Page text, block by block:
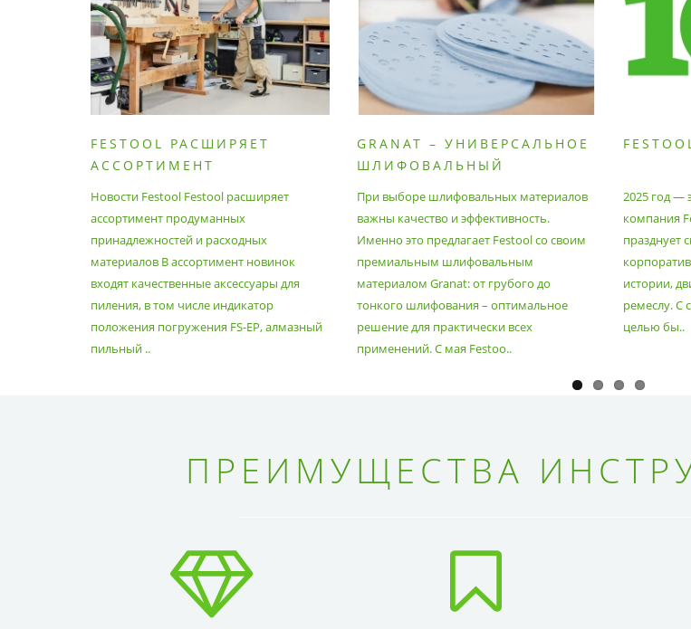
FESTOOL РАСШИРЯЕТ
АССОРТИМЕНТ
ПРИНАДЛЕЖНОСТЕЙ И
РАСХОДНЫХ МАТЕРИАЛОВ
Новости Festool Festool расширяет
ассортимент продуманных
принадлежностей и расходных
материалов В ассортимент новинок
входят качественные аксессуары для
пиления, в том числе индикатор
положения погружения FS-EP, алмазный
пильный ..
GRANAT – УНИВЕРСАЛЬНОЕ
ШЛИФОВАЛЬНЫЙ
При выборе шлифовальных материалов
важны качество и эффективность.
Именно это предлагает Festool со своим
премиальным шлифовальным
материалом Granat: от грубого до
тонкого шлифования – оптимальное
решение для практически всех
применений. С мая Festoo..
2025 год —
компания
празднует
истории,
ремеслу. С
целью бы..
ПРЕИМУЩЕСТВА